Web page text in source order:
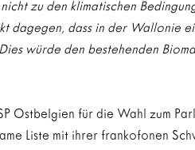
zu den klimatischen
dagegen, dass in der Wallonie
würde den bestehenden
Ostbelgien für die Wahl zum
Liste mit ihrer frankofonen